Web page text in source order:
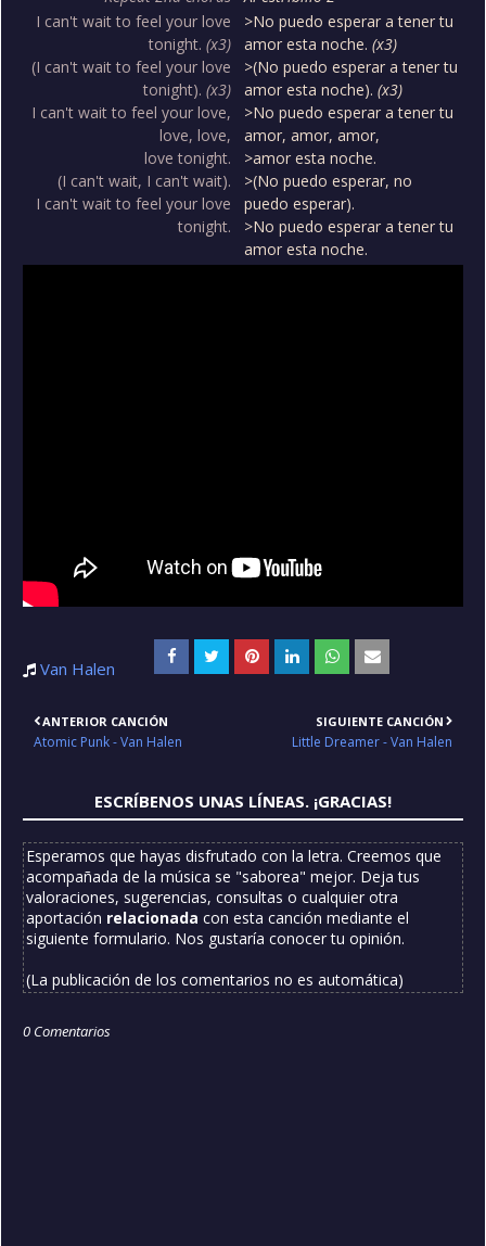
I can't wait to feel your love
tonight. (x3)
(I can't wait to feel your love
tonight). (x3)
I can't wait to feel your love,
love, love,
love tonight.
(I can't wait, I can't wait).
I can't wait to feel your love
tonight.
>No puedo esperar a tener tu
amor esta noche. (x3)
>(No puedo esperar a tener tu
amor esta noche). (x3)
>No puedo esperar a tener tu
amor, amor, amor,
>amor esta noche.
>(No puedo esperar, no
puedo esperar).
>No puedo esperar a tener tu
amor esta noche.
Van Halen
ANTERIOR CANCIÓN
Atomic Punk - Van Halen
SIGUIENTE CANCIÓN
Little Dreamer - Van Halen
ESCRÍBENOS UNAS LÍNEAS. ¡GRACIAS!
Esperamos que hayas disfrutado con la letra. Creemos que
acompañada de la música se "saborea" mejor. Deja tus
valoraciones, sugerencias, consultas o cualquier otra
aportación relacionada con esta canción mediante el
siguiente formulario. Nos gustaría conocer tu opinión.
(La publicación de los comentarios no es automática)
0 Comentarios